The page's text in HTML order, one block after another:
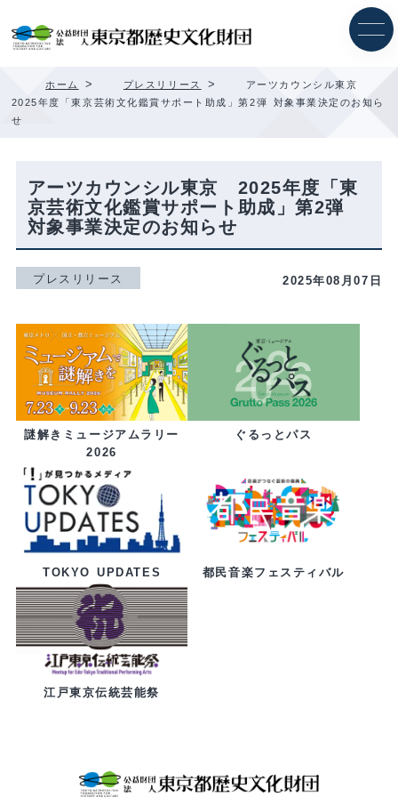
ッ
ホーム > プレスリリース >
アーツカウンシル東京
2025年度「東京芸術文化鑑賞サポート助成」第2弾 対象事業決定のお知ら
せ
アーツカウンシル東京 2025年度「東
京芸術文化鑑賞サポート助成」第2弾
対象事業決定のお知らせ
プレスリリース 2025年08月07日
謎解きミュージアムラリー
2026
ぐるっとパス
TOKYO UPDATES 都民音楽フェスティバル
江戸東京伝統芸能祭